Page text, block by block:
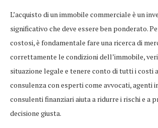
L’acquisto di un immobile commerciale è un
significativo che deve essere ben ponderato.
costosi, è fondamentale fare una ricerca di
correttamente le condizioni dell’immobile,
situazione legale e tenere conto di tutti i costi
consulenza con esperti come avvocati, agenti
consulenti finanziari aiuta a ridurre i rischi e a
decisione giusta.